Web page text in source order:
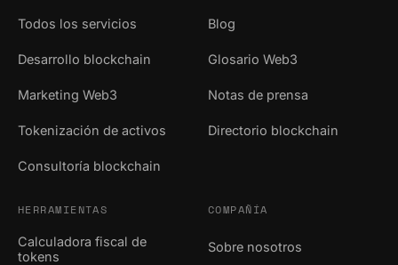
Todos los servicios
Desarrollo blockchain
Marketing Web3
Tokenización de activos
Consultoría blockchain
Blog
Glosario Web3
Notas de prensa
Directorio blockchain
HERRAMIENTAS
Calculadora fiscal de
tokens
COMPAÑÍA
Sobre nosotros